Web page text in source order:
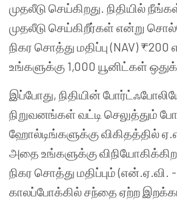
முதலீடு செய்கிறது. நிதியில்
முதலீடு செய்கிறீர்கள் என்று
நிகர சொத்து மதிப்பு (NAV)
உங்களுக்கு 1,000 யூனிட்கள்
இப்போது, நிதியின்
நிறுவனங்கள் வட்டி செலுத்தும்
ஹோல்டிங்களுக்கு விகிதத்தில்
அதை உங்களுக்கு
நிகர சொத்து மதிப்பும் (என்.ஏ.வி. -
காலப்போக்கில் சந்தை ஏற்ற